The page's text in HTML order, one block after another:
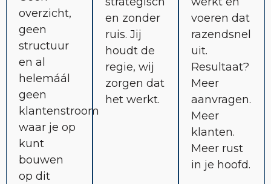
overzicht,
geen
structuur
en al
helemáál
geen
klantenstroom
waar je op
kunt
bouwen
op dit
en zonder
ruis. Jij
houdt de
regie, wij
zorgen dat
het werkt.
voeren dat
razendsnel
uit.
Resultaat?
Meer
aanvragen.
Meer
klanten.
Meer rust
in je hoofd.